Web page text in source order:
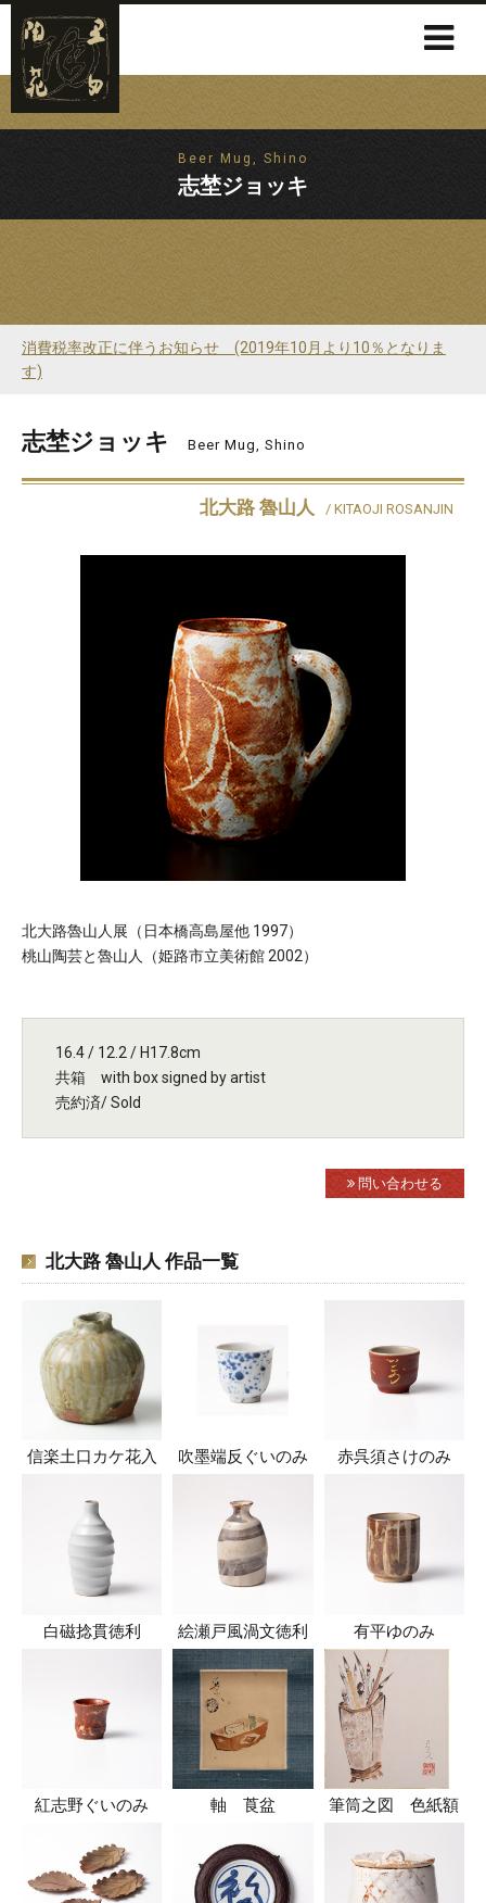
Beer Mug, Shino
志埜ジョッキ
消費税率改正に伴うお知らせ (2019年10月より10％となりま
す)
志埜ジョッキ Beer Mug, Shino
北大路 魯山人 / KITAOJI ROSANJIN
北大路魯山人展（日本橋高島屋他 1997）
桃山陶芸と魯山人（姫路市立美術館 2002）
16.4 / 12.2 / H17.8cm
共箱 with box signed by artist
売約済/ Sold
問い合わせる
北大路 魯山人 作品一覧
信楽土口カケ花入 吹墨端反ぐいのみ 赤呉須さけのみ
白磁捻貫徳利 絵瀬戸風渦文徳利 有平ゆのみ
紅志野ぐいのみ 軸 莨盆 筆筒之図 色紙額